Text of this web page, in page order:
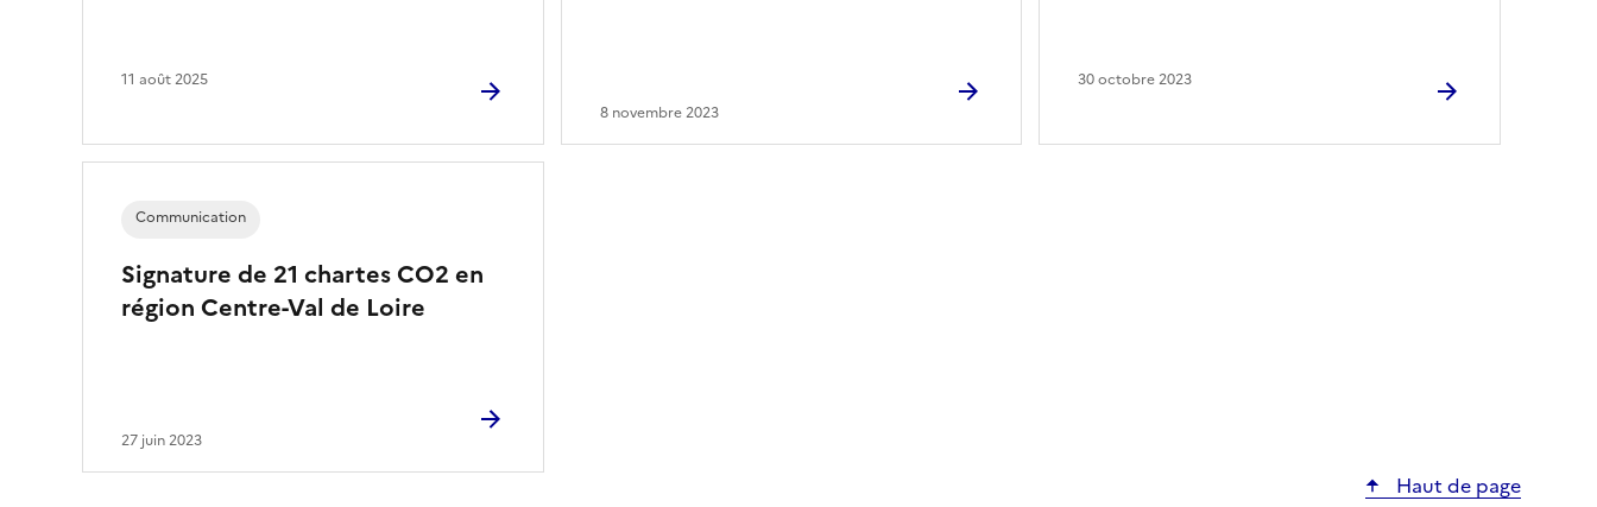
11 août 2025
8 novembre 2023
30 octobre 2023
Signature de 21 chartes CO2 en
région Centre-Val de Loire
Communication
27 juin 2023
Haut de page